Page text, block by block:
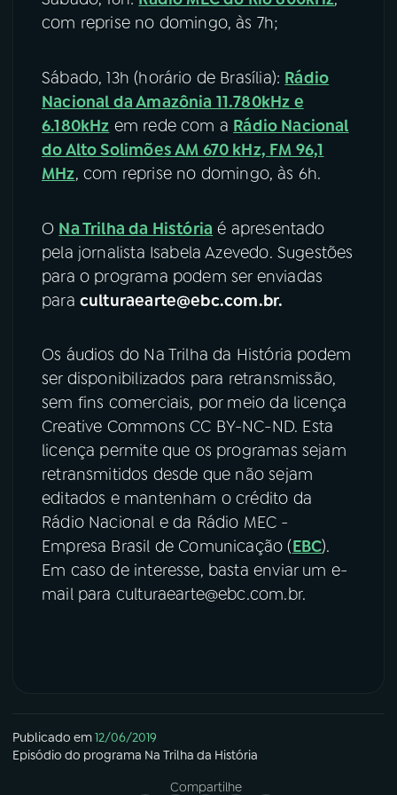
com reprise no domingo, às 7h;
Sábado, 13h (horário de Brasília): Rádio
Nacional da Amazônia 11.780kHz e
6.180kHz em rede com a Rádio Nacional
do Alto Solimões AM 670 kHz, FM 96,1
MHz, com reprise no domingo, às 6h.
O Na Trilha da História é apresentado
pela jornalista Isabela Azevedo. Sugestões
para o programa podem ser enviadas
para culturaearte@ebc.com.br.
Os áudios do Na Trilha da História podem
ser disponibilizados para retransmissão,
sem fins comerciais, por meio da licença
Creative Commons CC BY-NC-ND. Esta
licença permite que os programas sejam
retransmitidos desde que não sejam
editados e mantenham o crédito da
Rádio Nacional e da Rádio MEC -
Empresa Brasil de Comunicação (EBC).
Em caso de interesse, basta enviar um e-
mail para culturaearte@ebc.com.br.
Publicado em12/06/2019
Episódio do programa Na Trilha da História
Compartilhe